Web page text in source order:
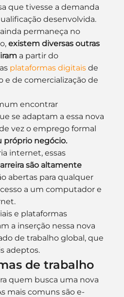
que tivesse a demanda
desenvolvida.
permaneça no
existem diversas outras
a partir do
plataformas digitais de
e de comercialização de
encontrar
se adaptam a essa nova
vez o emprego formal
próprio negócio.
internet, essas
são altamente
abertas para qualquer
a um computador e
e plataformas
a inserção nessa nova
de trabalho global, que
adeptos.
de trabalho
quem busca uma nova
mais comuns são e-